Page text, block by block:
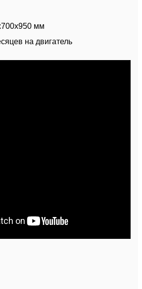
мм
на двигатель